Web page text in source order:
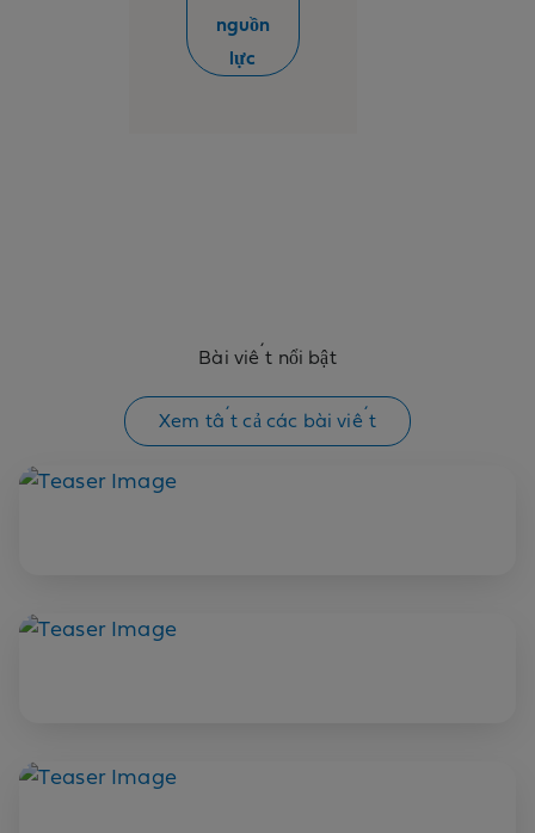
nguồn
lực
Bài viết nổi bật
Xem tất cả các bài viết